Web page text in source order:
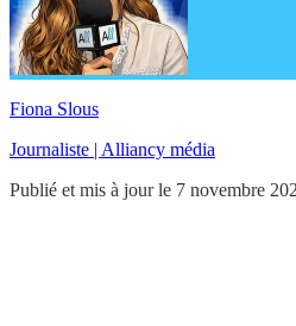
Fiona Slous
Journaliste | Alliancy média
Publié et mis à jour le 7 novembre